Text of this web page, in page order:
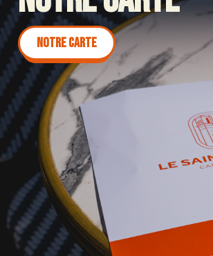
Notre carte